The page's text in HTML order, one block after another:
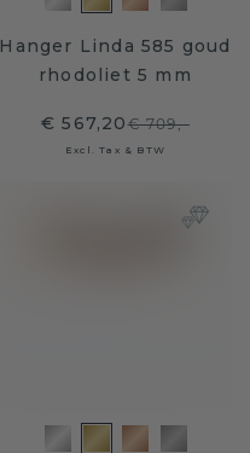
Hanger Linda 585 goud
rhodoliet 5 mm
€ 567,20€ 709,-
Excl. Tax & BTW